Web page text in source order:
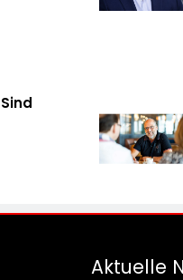
Aktuelle